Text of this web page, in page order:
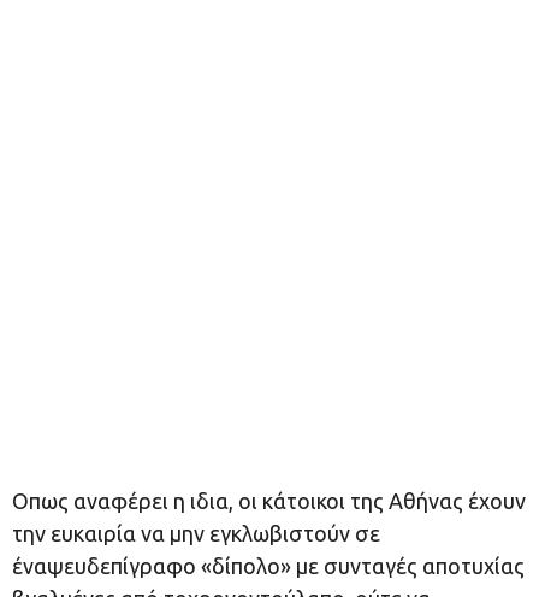
Οπως αναφέρει η ιδια, οι κάτοικοι της Αθήνας έχουν
την ευκαιρία να μην εγκλωβιστούν σε
έναψευδεπίγραφο «δίπολο» με συνταγές αποτυχίας